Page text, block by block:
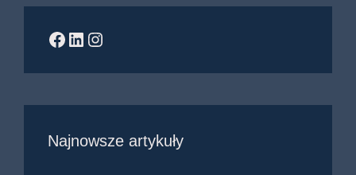
Facebook
LinkedIn
Instagram
Najnowsze artykuły